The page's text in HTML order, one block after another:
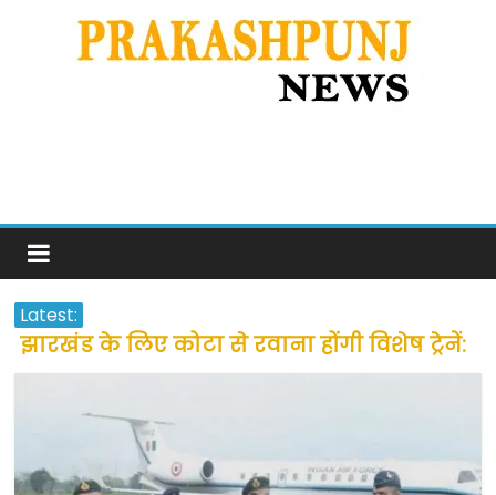
Latest:
झारखंड के लिए कोटा से रवाना होंगी विशेष ट्रेनें:
सीएम हेमंत सोरेन
उत्तराखंड के अन्य राज्यों में फंसे लोगों की जल्द
होगी घर वापसी
प्रवासियों व मजदूरों को दी गई छूट के बाद लोगो